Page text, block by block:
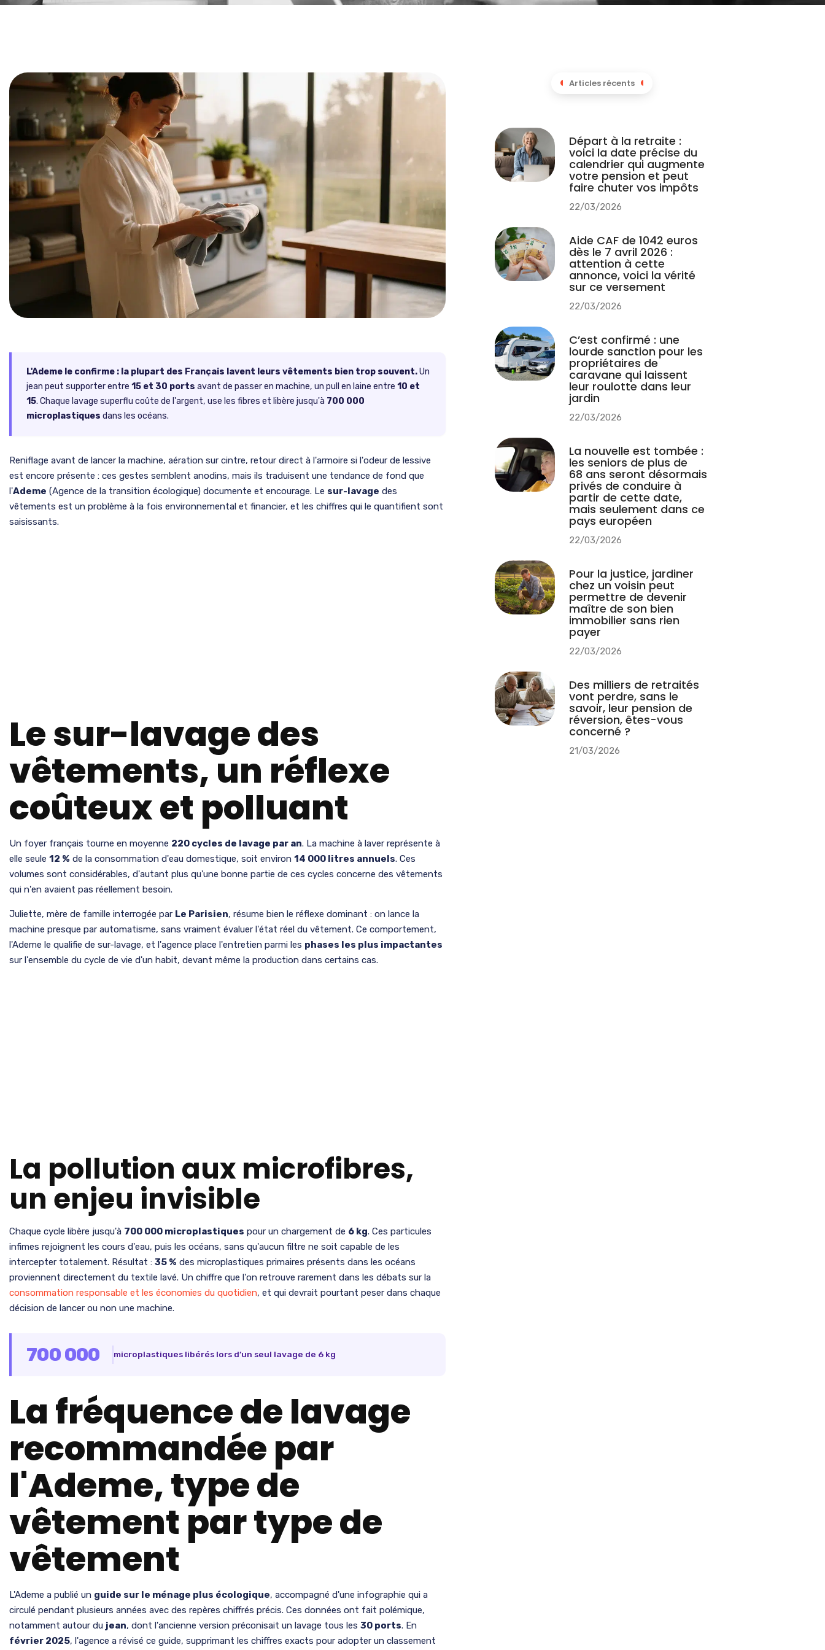
L'Ademe le confirme : la plupart des Français lavent leurs vêtements bien trop souvent.Un
jean peut supporter entre 15 et 30 ports avant de passer en machine, un pull en laine entre 10 et
15. Chaque lavage superflu coûte de l'argent, use les fibres et libère jusqu'à 700 000
microplastiques dans les océans.
Reniflage avant de lancer la machine, aération sur cintre, retour direct à l'armoire si l'odeur de lessive
est encore présente : ces gestes semblent anodins, mais ils traduisent une tendance de fond que
l'Ademe (Agence de la transition écologique) documente et encourage. Le sur-lavage des
vêtements est un problème à la fois environnemental et financier, et les chiffres qui le quantifient sont
saisissants.
Le sur-lavage des
vêtements, un réflexe
coûteux et polluant
Un foyer français tourne en moyenne 220 cycles de lavage par an. La machine à laver représente à
elle seule 12 % de la consommation d'eau domestique, soit environ 14 000 litres annuels. Ces
volumes sont considérables, d'autant plus qu'une bonne partie de ces cycles concerne des vêtements
qui n'en avaient pas réellement besoin.
Juliette, mère de famille interrogée par Le Parisien, résume bien le réflexe dominant : on lance la
machine presque par automatisme, sans vraiment évaluer l'état réel du vêtement. Ce comportement,
l'Ademe le qualifie de sur-lavage, et l'agence place l'entretien parmi les phases les plus impactantes
sur l'ensemble du cycle de vie d'un habit, devant même la production dans certains cas.
La pollution aux microfibres,
un enjeu invisible
Chaque cycle libère jusqu'à 700 000 microplastiques pour un chargement de 6 kg. Ces particules
infimes rejoignent les cours d'eau, puis les océans, sans qu'aucun filtre ne soit capable de les
intercepter totalement. Résultat : 35 % des microplastiques primaires présents dans les océans
proviennent directement du textile lavé. Un chiffre que l'on retrouve rarement dans les débats sur la
consommation responsable et les économies du quotidien, et qui devrait pourtant peser dans chaque
décision de lancer ou non une machine.
700 000 microplastiques libérés lors d’un seul lavage de 6 kg
La fréquence de lavage
recommandée par
l'Ademe, type de
vêtement par type de
vêtement
L'Ademe a publié un guide sur le ménage plus écologique, accompagné d'une infographie qui a
circulé pendant plusieurs années avec des repères chiffrés précis. Ces données ont fait polémique,
notamment autour du jean, dont l'ancienne version préconisait un lavage tous les 30 ports. En
février 2025, l'agence a révisé ce guide, supprimant les chiffres exacts pour adopter un classement
Articles récents
Départ à la retraite :
voici la date précise du
calendrier qui augmente
votre pension et peut
faire chuter vos impôts
22/03/2026
Aide CAF de 1042 euros
dès le 7 avril 2026 :
attention à cette
annonce, voici la vérité
sur ce versement
22/03/2026
C’est confirmé : une
lourde sanction pour les
propriétaires de
caravane qui laissent
leur roulotte dans leur
jardin
22/03/2026
La nouvelle est tombée :
les seniors de plus de
68 ans seront désormais
privés de conduire à
partir de cette date,
mais seulement dans ce
pays européen
22/03/2026
Pour la justice, jardiner
chez un voisin peut
permettre de devenir
maître de son bien
immobilier sans rien
payer
22/03/2026
Des milliers de retraités
vont perdre, sans le
savoir, leur pension de
réversion, êtes-vous
concerné ?
21/03/2026